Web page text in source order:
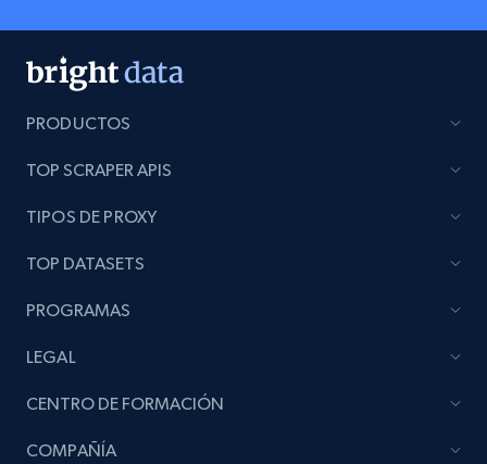
PRODUCTOS
TOP SCRAPER APIS
TIPOS DE PROXY
TOP DATASETS
PROGRAMAS
LEGAL
CENTRO DE FORMACIÓN
COMPAÑÍA